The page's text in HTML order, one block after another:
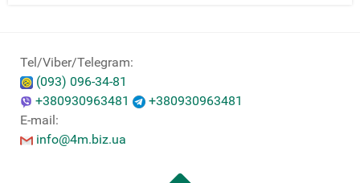
Tel/Viber/Telegram:
(093) 096-34-81
+380930963481
+380930963481
E-mail:
info@4m.biz.ua